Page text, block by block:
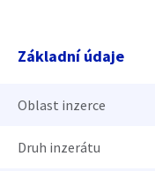
Základní údaje
Oblast inzerce
Druh inzerátu